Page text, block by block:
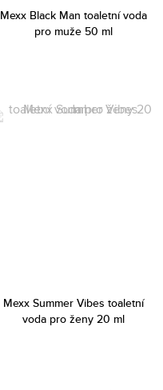
Mexx Black Man toaletní voda
pro muže 50 ml
Mexx Summer Vibes toaletní
voda pro ženy 20 ml